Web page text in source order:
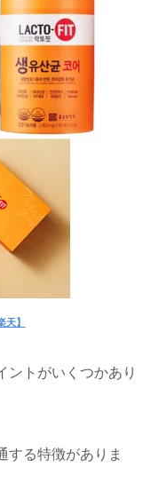
】
ントがいくつかあり
する特徴がありま